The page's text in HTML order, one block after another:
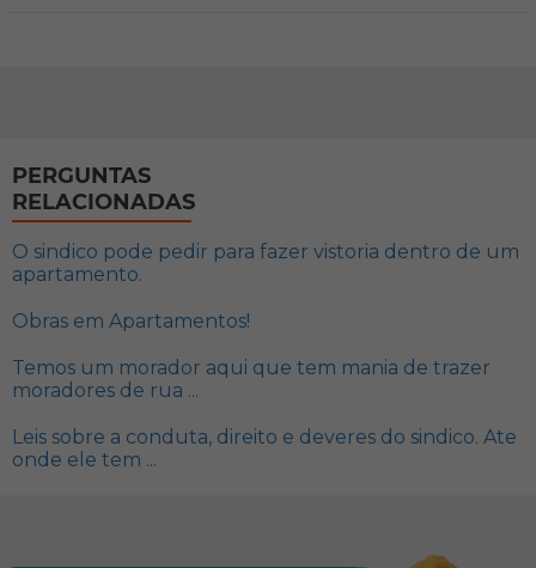
PERGUNTAS
RELACIONADAS
O sindico pode pedir para fazer vistoria dentro de um
apartamento.
Obras em Apartamentos!
Temos um morador aqui que tem mania de trazer
moradores de rua ...
Leis sobre a conduta, direito e deveres do sindico. Ate
onde ele tem ...